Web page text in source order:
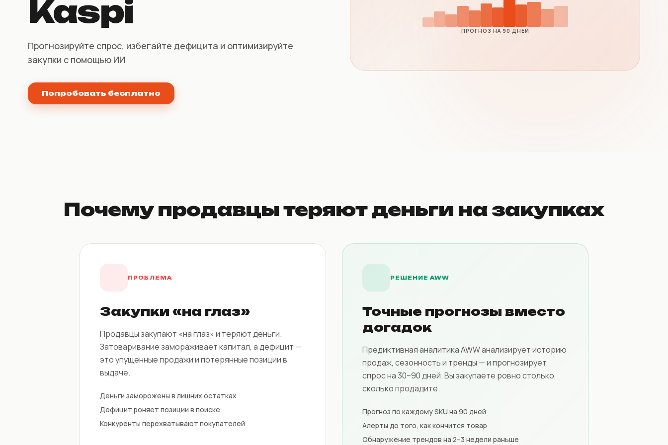
НКТ / NTIN
Регистрация товаров до 1
Kaspi
Прогнозируйте спрос, избегайте дефицита и оптимизируйте
закупки с помощью ИИ
Попробовать бесплатно
ПРОГНОЗ НА 90 ДНЕЙ
Почему продавцы теряют деньги на закупках
ПРОБЛЕМА
Закупки «на глаз»
Продавцы закупают «на глаз» и теряют деньги.
Затоваривание замораживает капитал, а дефицит —
это упущенные продажи и потерянные позиции в
выдаче.
Деньги заморожены в лишних остатках
Дефицит роняет позиции в поиске
Конкуренты перехватывают покупателей
РЕШЕНИЕ AWW
Точные прогнозы вместо
догадок
Предиктивная аналитика AWW анализирует историю
продаж, сезонность и тренды — и прогнозирует
спрос на 30–90 дней. Вы закупаете ровно столько,
сколько продадите.
Прогноз по каждому SKU на 90 дней
Алерты до того, как кончится товар
Обнаружение трендов на 2–3 недели раньше